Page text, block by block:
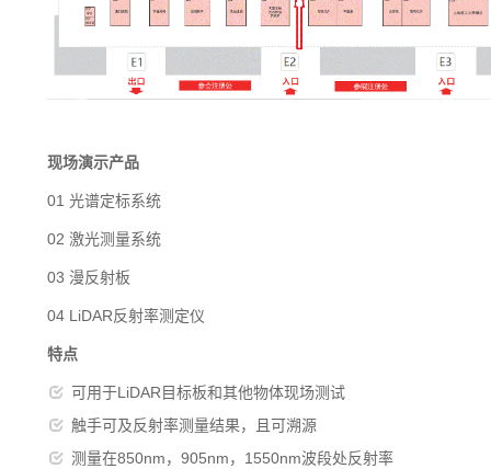
现场演示产品
01 光谱定标系统
02 激光测量系统
03 漫反射板
04 LiDAR反射率测定仪
特点
可用于LiDAR目标板和其他物体现场测试
触手可及反射率测量结果，且可溯源
测量在850nm，905nm，1550nm波段处反射率